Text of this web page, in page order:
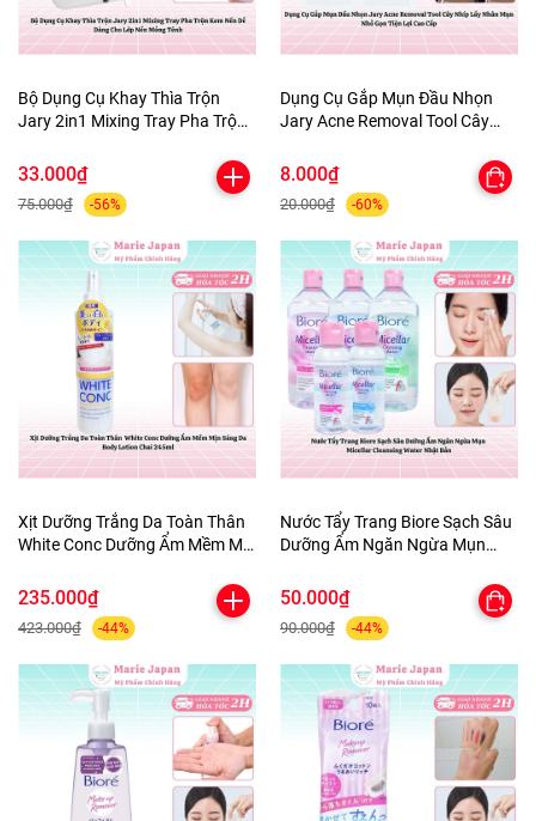
Bộ Dụng Cụ Khay Thìa Trộn
Jary 2in1 Mixing Tray Pha Trộn
Mỏng Tênh
33.000₫
75.000₫ -56%
Dụng Cụ Gắp Mụn Đầu Nhọn
Jary Acne Removal Tool Cây
Tiện Lợi Cao Cấp
8.000₫
20.000₫ -60%
Xịt Dưỡng Trắng Da Toàn Thân
White Conc Dưỡng Ẩm Mềm Mịn
245ml
235.000₫
423.000₫ -44%
Nước Tẩy Trang Biore Sạch Sâu
Dưỡng Ẩm Ngăn Ngừa Mụn
Bản
50.000₫
90.000₫ -44%